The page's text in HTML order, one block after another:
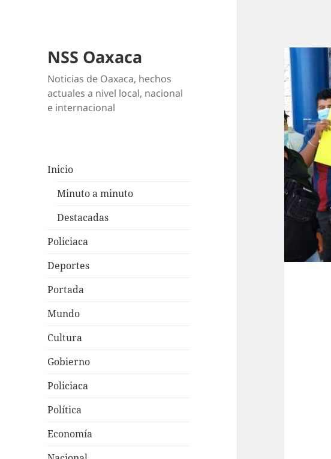
NSS Oaxaca
Noticias de Oaxaca, hechos
actuales a nivel local, nacional
e internacional
Inicio
Minuto a minuto
Destacadas
Policiaca
Deportes
Portada
Mundo
Cultura
Gobierno
Policiaca
Política
Economía